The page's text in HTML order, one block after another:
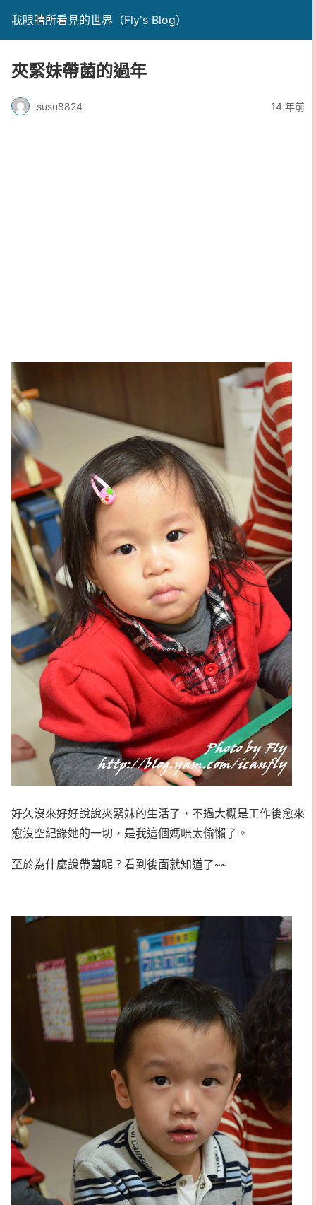
我眼睛所看見的世界（Fly's Blog）
夾緊妹帶菌的過年
susu8824 14 年前
好久沒來好好說說夾緊妹的生活了，不過大概是工作後愈來
愈沒空紀錄她的一切，是我這個媽咪太偷懶了。
至於為什麼說帶菌呢？看到後面就知道了~~